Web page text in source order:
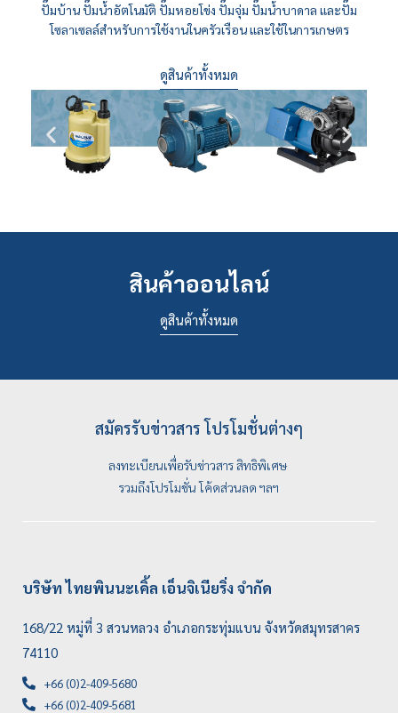
ปั๊มบ้านปั๊มน้ำอัตโนมัติ ปั๊มหอยโข่ง ปั๊มจุ่ม ปั๊มน้ำบาดาล และปั๊ม
โซลาเซลล์สำหรับการใช้งานในครัวเรือน และใช้ในการเกษตร
ดูสินค้าทั้งหมด
สินค้าออนไลน์
ดูสินค้าทั้งหมด
สมัครรับข่าวสาร โปรโมชั่นต่างๆ
ลงทะเบียนเพื่อรับข่าวสาร สิทธิพิเศษ
รวมถึงโปรโมชั่น โค้ดส่วนลด ฯลฯ
บริษัท ไทยพินนะเคิ้ล เอ็นจิเนียริ่ง จำกัด
168/22 หมู่ที่ 3 สวนหลวง อำเภอกระทุ่มแบน จังหวัดสมุทรสาคร
74110
+66 (0)2-409-5680
+66 (0)2-409-5681